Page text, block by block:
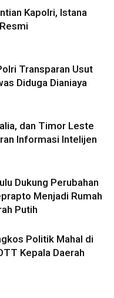
Kapolri, Istana
Transparan Usut
Diduga Dianiaya
dan Timor Leste
Informasi Intelijen
Dukung Perubahan
Menjadi Rumah
Putih
Politik Mahal di
Kepala Daerah